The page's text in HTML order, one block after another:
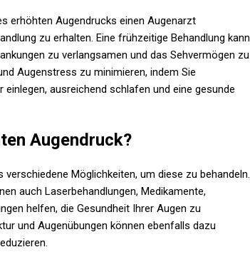
erhöhten Augendrucks einen Augenarzt
zu erhalten. Eine frühzeitige Behandlung kann
zu verlangsamen und das Sehvermögen zu
Augenstress zu minimieren, indem Sie
ausreichend schlafen und eine gesunde
Augendruck?
Möglichkeiten, um diese zu behandeln.
auch Laserbehandlungen, Medikamente,
helfen, die Gesundheit Ihrer Augen zu
und Augenübungen können ebenfalls dazu